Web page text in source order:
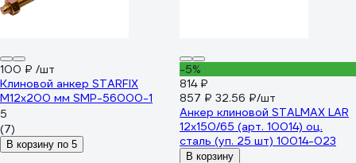
100 ₽ /шт
Клиновой анкер STARFIX
М12x200 мм SMP-56000-1
5
(7)
В корзину по 5
-5%
814 ₽
857 ₽ 32.56 ₽/шт
Анкер клиновой STALMAX LAR
12х150/65 (арт. 10014) оц.
сталь (уп. 25 шт) 10014-023
В корзину